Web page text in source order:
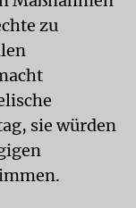
zu
sie würden